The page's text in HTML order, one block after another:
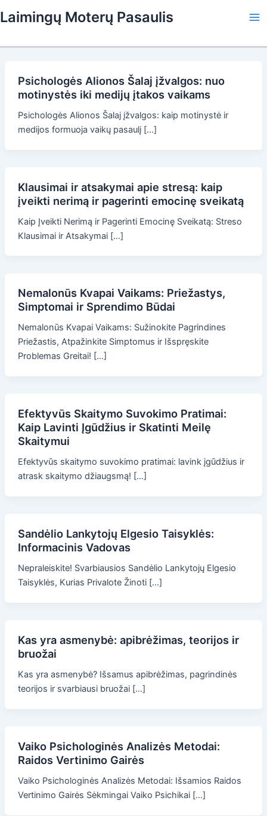
to
Laimingų Moterų Pasaulis
Psichologės Alionos Šalaj įžvalgos: nuo
motinystės iki medijų įtakos vaikams
Psichologės Alionos Šalaj įžvalgos: kaip motinystė ir
medijos formuoja vaikų pasaulį […]
Klausimai ir atsakymai apie stresą: kaip
įveikti nerimą ir pagerinti emocinę sveikatą
Kaip Įveikti Nerimą ir Pagerinti Emocinę Sveikatą: Streso
Klausimai ir Atsakymai […]
Nemalonūs Kvapai Vaikams: Priežastys,
Simptomai ir Sprendimo Būdai
Nemalonūs Kvapai Vaikams: Sužinokite Pagrindines
Priežastis, Atpažinkite Simptomus ir Išspręskite
Problemas Greitai! […]
Efektyvūs Skaitymo Suvokimo Pratimai:
Kaip Lavinti Įgūdžius ir Skatinti Meilę
Skaitymui
Efektyvūs skaitymo suvokimo pratimai: lavink įgūdžius ir
atrask skaitymo džiaugsmą! […]
Sandėlio Lankytojų Elgesio Taisyklės:
Informacinis Vadovas
Nepraleiskite! Svarbiausios Sandėlio Lankytojų Elgesio
Taisyklės, Kurias Privalote Žinoti […]
Kas yra asmenybė: apibrėžimas, teorijos ir
bruožai
Kas yra asmenybė? Išsamus apibrėžimas, pagrindinės
teorijos ir svarbiausi bruožai […]
Vaiko Psichologinės Analizės Metodai:
Raidos Vertinimo Gairės
Vaiko Psichologinės Analizės Metodai: Išsamios Raidos
Vertinimo Gairės Sėkmingai Vaiko Psichikai […]